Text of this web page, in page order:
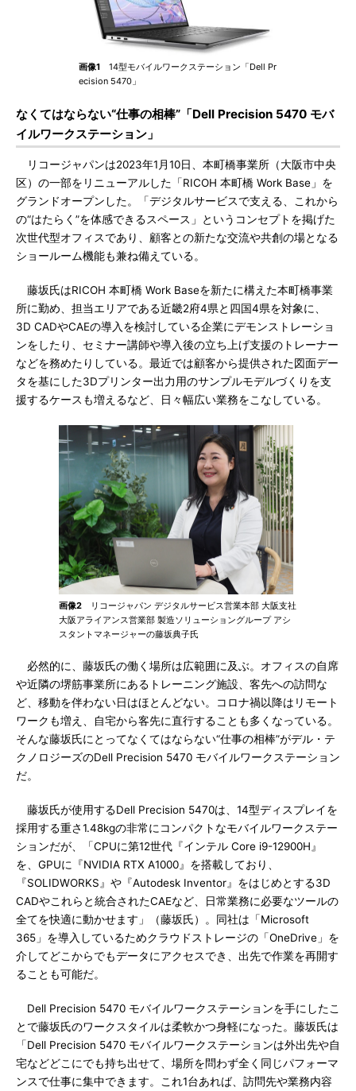
画像1 14型モバイルワークステーション「Dell Pr
ecision 5470」
なくてはならない“仕事の相棒”「Dell Precision 5470 モバ
イルワークステーション」
リコージャパンは2023年1月10日、本町橋事業所（大阪市中央
区）の一部をリニューアルした「RICOH 本町橋 Work Base」を
グランドオープンした。「デジタルサービスで支える、これから
の“はたらく”を体感できるスペース」というコンセプトを掲げた
次世代型オフィスであり、顧客との新たな交流や共創の場となる
ショールーム機能も兼ね備えている。
藤坂氏はRICOH 本町橋 Work Baseを新たに構えた本町橋事業
所に勤め、担当エリアである近畿2府4県と四国4県を対象に、
3D CADやCAEの導入を検討している企業にデモンストレーショ
ンをしたり、セミナー講師や導入後の立ち上げ支援のトレーナー
などを務めたりしている。最近では顧客から提供された図面デー
タを基にした3Dプリンター出力用のサンプルモデルづくりを支
援するケースも増えるなど、日々幅広い業務をこなしている。
画像2 リコージャパン デジタルサービス営業本部 大阪支社
大阪アライアンス営業部 製造ソリューショングループ アシ
スタントマネージャーの藤坂典子氏
必然的に、藤坂氏の働く場所は広範囲に及ぶ。オフィスの自席
や近隣の堺筋事業所にあるトレーニング施設、客先への訪問な
ど、移動を伴わない日はほとんどない。コロナ禍以降はリモート
ワークも増え、自宅から客先に直行することも多くなっている。
そんな藤坂氏にとってなくてはならない“仕事の相棒”がデル・テ
クノロジーズのDell Precision 5470 モバイルワークステーション
だ。
藤坂氏が使用するDell Precision 5470は、14型ディスプレイを
採用する重さ1.48kgの非常にコンパクトなモバイルワークステー
ションだが、「CPUに第12世代『インテル Core i9-12900H』
を、GPUに『NVIDIA RTX A1000』を搭載しており、
『SOLIDWORKS』や『Autodesk Inventor』をはじめとする3D
CADやこれらと統合されたCAEなど、日常業務に必要なツールの
全てを快適に動かせます」（藤坂氏）。同社は「Microsoft
365」を導入しているためクラウドストレージの「OneDrive」を
介してどこからでもデータにアクセスでき、出先で作業を再開す
ることも可能だ。
Dell Precision 5470 モバイルワークステーションを手にしたこ
とで藤坂氏のワークスタイルは柔軟かつ身軽になった。藤坂氏は
「Dell Precision 5470 モバイルワークステーションは外出先や自
宅などどこにでも持ち出せて、場所を問わず全く同じパフォーマ
ンスで仕事に集中できます。これ1台あれば、訪問先や業務内容